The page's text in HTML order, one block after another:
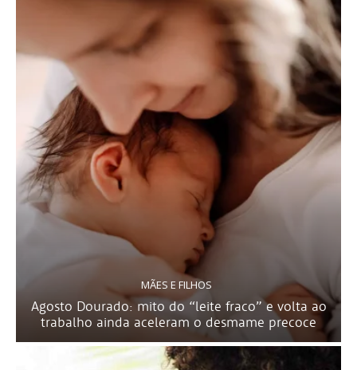
MÃES E FILHOS
Agosto Dourado: mito do “leite fraco” e volta ao
trabalho ainda aceleram o desmame precoce